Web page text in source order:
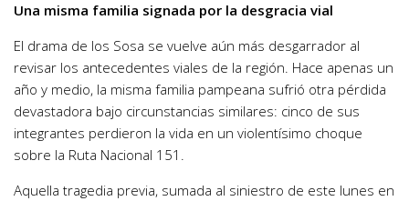
Una misma familia signada por la desgracia vial
El drama de los Sosa se vuelve aún más desgarrador al
revisar los antecedentes viales de la región. Hace apenas un
año y medio, la misma familia pampeana sufrió otra pérdida
devastadora bajo circunstancias similares: cinco de sus
integrantes perdieron la vida en un violentísimo choque
sobre la Ruta Nacional 151.
Aquella tragedia previa, sumada al siniestro de este lunes en